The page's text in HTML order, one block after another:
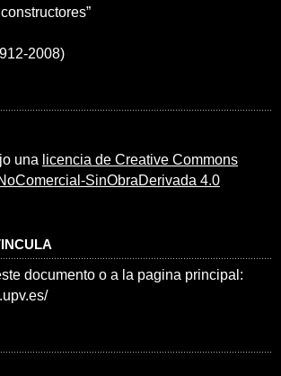
2008)
una licencia de Creative Commons
SinObraDerivada 4.0
documento o a la pagina principal: